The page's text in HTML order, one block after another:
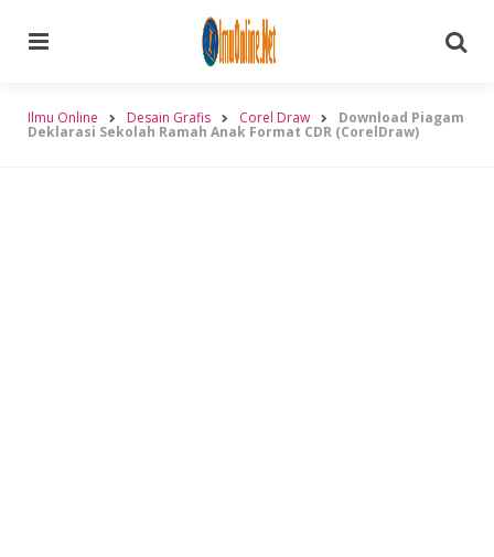
Ilmu Online Desain Grafis Corel Draw Download Piagam
Deklarasi Sekolah Ramah Anak Format CDR (CorelDraw)